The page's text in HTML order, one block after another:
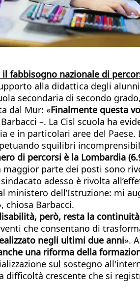
fabbisogno nazionale di
alla didattica degli
secondaria di secondo
dal Mur: «Finalmente questa
–. La Cisl scuola ha
in particolari aree del
squilibri
di percorsi è la Lombardia
maggior parte dei posti sono
adesso è rivolta
ministero dell’Istruzione: mi
chiosa Barbacci.
però, resta la
che consentano di
negli ultimi due anni».
una riforma della
sul sostegno
crescente che si